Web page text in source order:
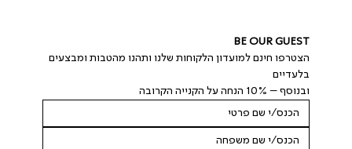
BE OUR GUEST
הצטרפו חינם למועדון הלקוחות שלנו ותהנו מהטבות ומבצעים
בלעדיים
ובנוסף – 10% הנחה על הקנייה הקרובה